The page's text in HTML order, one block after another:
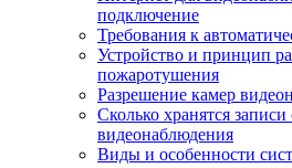
подключение
Требования к
Устройство и принцип
пожаротушения
Разрешение камер
Сколько хранятся записи
видеонаблюдения
Виды и особенности